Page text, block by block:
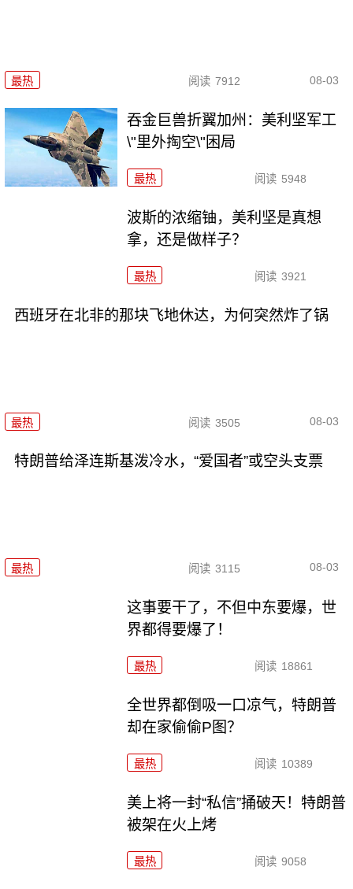
最热 阅读 7912 08-03
吞金巨兽折翼加州：美利坚军工
\"里外掏空\"困局
最热 阅读 5948
波斯的浓缩铀，美利坚是真想
拿，还是做样子？
最热 阅读 3921
西班牙在北非的那块飞地休达，为何突然炸了锅
最热 阅读 3505 08-03
特朗普给泽连斯基泼冷水，“爱国者”或空头支票
最热 阅读 3115 08-03
这事要干了，不但中东要爆，世
界都得要爆了！
最热 阅读 18861
全世界都倒吸一口凉气，特朗普
却在家偷偷P图？
最热 阅读 10389
美上将一封“私信”捅破天！特朗普
被架在火上烤
最热 阅读 9058